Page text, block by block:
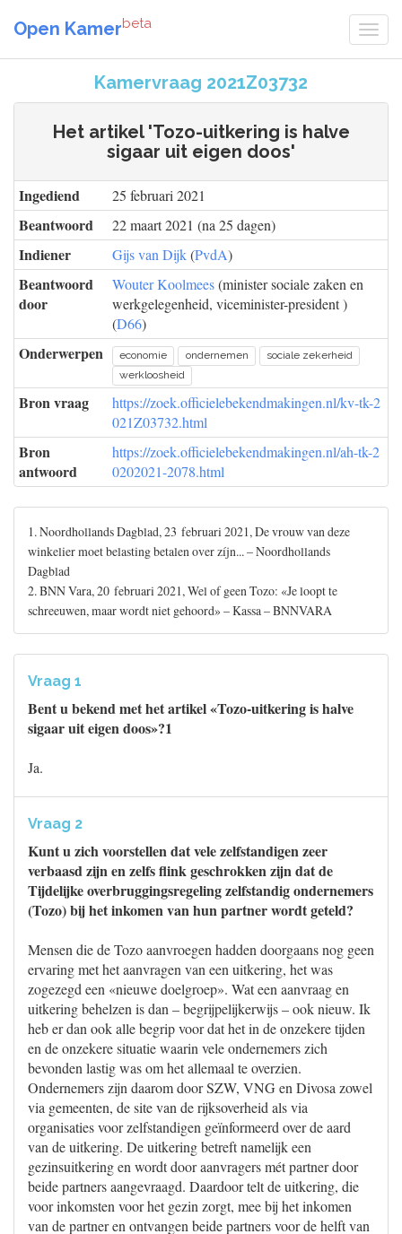
Open Kamerbeta
Kamervraag 2021Z03732
Het artikel 'Tozo-uitkering is halve
sigaar uit eigen doos'
Ingediend 25 februari 2021
Beantwoord 22 maart 2021 (na 25 dagen)
Indiener Gijs van Dijk(PvdA)
Beantwoord
door
Wouter Koolmees(minister sociale zaken en
werkgelegenheid, viceminister-president )
(D66)
Onderwerpen economie ondernemen
sociale zekerheid
werkloosheid
Bron vraag
https://zoek.officielebekendmakingen.nl/kv-tk-2
021Z03732.html
Bron
antwoord
https://zoek.officielebekendmakingen.nl/ah-tk-2
0202021-2078.html
1. Noordhollands Dagblad, 23 februari 2021, De vrouw van deze
winkelier moet belasting betalen over zíjn... – Noordhollands
Dagblad
2. BNN Vara, 20 februari 2021, Wel of geen Tozo: «Je loopt te
schreeuwen, maar wordt niet gehoord» – Kassa – BNNVARA
Vraag 1
Bent u bekend met het artikel «Tozo-uitkering is halve
sigaar uit eigen doos»?1
Ja.
Vraag 2
Kunt u zich voorstellen dat vele zelfstandigen zeer
verbaasd zijn en zelfs flink geschrokken zijn dat de
Tijdelijke overbruggingsregeling zelfstandig ondernemers
(Tozo) bij het inkomen van hun partner wordt geteld?
Mensen die de Tozo aanvroegen hadden doorgaans nog geen
ervaring met het aanvragen van een uitkering, het was
zogezegd een «nieuwe doelgroep». Wat een aanvraag en
uitkering behelzen is dan – begrijpelijkerwijs – ook nieuw. Ik
heb er dan ook alle begrip voor dat het in de onzekere tijden
en de onzekere situatie waarin vele ondernemers zich
bevonden lastig was om het allemaal te overzien.
Ondernemers zijn daarom door SZW, VNG en Divosa zowel
via gemeenten, de site van de rijksoverheid als via
organisaties voor zelfstandigen geïnformeerd over de aard
van de uitkering. De uitkering betreft namelijk een
gezinsuitkering en wordt door aanvragers mét partner door
beide partners aangevraagd. Daardoor telt de uitkering, die
voor inkomsten voor het gezin zorgt, mee bij het inkomen
van de partner en ontvangen beide partners voor de helft van